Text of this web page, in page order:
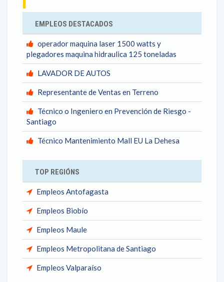
EMPLEOS DESTACADOS
operador maquina laser 1500 watts y
plegadores maquina hidraulica 125 toneladas
LAVADOR DE AUTOS
Representante de Ventas en Terreno
Técnico o Ingeniero en Prevención de Riesgo -
Santiago
Técnico Mantenimiento Mall EU La Dehesa
TOP REGIÓNS
Empleos Antofagasta
Empleos Biobío
Empleos Maule
Empleos Metropolitana de Santiago
Empleos Valparaíso